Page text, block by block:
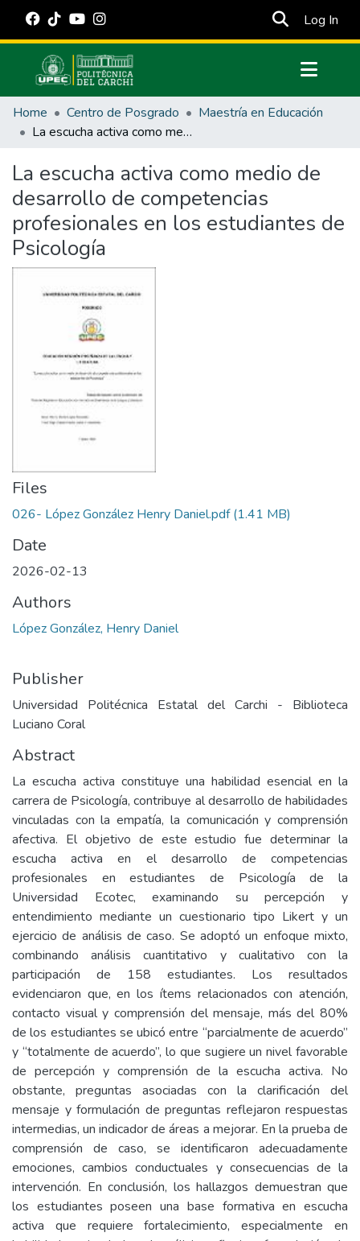
Log In
Communities & Collections
All of DSpace
Estadísticas Externas
Manuales
Home Centro de Posgrado
Maestría en Educación
La escucha activa como medio de desarrollo de competencias profesionales en los estudiantes de Psicología
La escucha activa como medio de
desarrollo de competencias
profesionales en los estudiantes de
Psicología
Files
026- López González Henry Daniel.pdf(1.41 MB)
Date
2026-02-13
Authors
López González, Henry Daniel
Publisher
Universidad Politécnica Estatal del Carchi - Biblioteca
Luciano Coral
Abstract
La escucha activa constituye una habilidad esencial en la
carrera de Psicología, contribuye al desarrollo de habilidades
vinculadas con la empatía, la comunicación y comprensión
afectiva. El objetivo de este estudio fue determinar la
escucha activa en el desarrollo de competencias
profesionales en estudiantes de Psicología de la
Universidad Ecotec, examinando su percepción y
entendimiento mediante un cuestionario tipo Likert y un
ejercicio de análisis de caso. Se adoptó un enfoque mixto,
combinando análisis cuantitativo y cualitativo con la
participación de 158 estudiantes. Los resultados
evidenciaron que, en los ítems relacionados con atención,
contacto visual y comprensión del mensaje, más del 80%
de los estudiantes se ubicó entre “parcialmente de acuerdo”
y “totalmente de acuerdo”, lo que sugiere un nivel favorable
de percepción y comprensión de la escucha activa. No
obstante, preguntas asociadas con la clarificación del
mensaje y formulación de preguntas reflejaron respuestas
intermedias, un indicador de áreas a mejorar. En la prueba de
comprensión de caso, se identificaron adecuadamente
emociones, cambios conductuales y consecuencias de la
intervención. En conclusión, los hallazgos demuestran que
los estudiantes poseen una base formativa en escucha
activa que requiere fortalecimiento, especialmente en